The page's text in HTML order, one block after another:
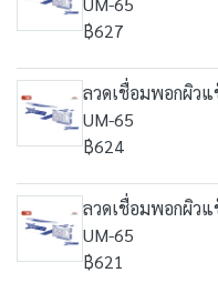
฿627
ลวดเชื่อมพอกผิวแ
UM-65
฿624
ลวดเชื่อมพอกผิวแ
UM-65
฿621